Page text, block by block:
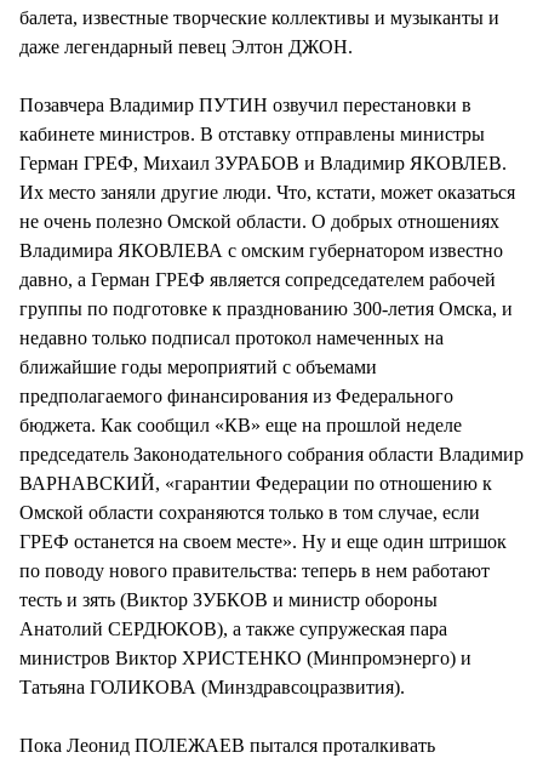
балета, известные творческие коллективы и музыканты и
даже легендарный певец Элтон ДЖОН.
Позавчера Владимир ПУТИН озвучил перестановки в
кабинете министров. В отставку отправлены министры
Герман ГРЕФ, Михаил ЗУРАБОВ и Владимир ЯКОВЛЕВ.
Их место заняли другие люди. Что, кстати, может оказаться
не очень полезно Омской области. О добрых отношениях
Владимира ЯКОВЛЕВА с омским губернатором известно
давно, а Герман ГРЕФ является сопредседателем рабочей
группы по подготовке к празднованию 300-летия Омска, и
недавно только подписал протокол намеченных на
ближайшие годы мероприятий с объемами
предполагаемого финансирования из Федерального
бюджета. Как сообщил «КВ» еще на прошлой неделе
председатель Законодательного собрания области Владимир
ВАРНАВСКИЙ, «гарантии Федерации по отношению к
Омской области сохраняются только в том случае, если
ГРЕФ останется на своем месте». Ну и еще один штришок
по поводу нового правительства: теперь в нем работают
тесть и зять (Виктор ЗУБКОВ и министр обороны
Анатолий СЕРДЮКОВ), а также супружеская пара
министров Виктор ХРИСТЕНКО (Минпромэнерго) и
Татьяна ГОЛИКОВА (Минздравсоцразвития).
Пока Леонид ПОЛЕЖАЕВ пытался проталкивать